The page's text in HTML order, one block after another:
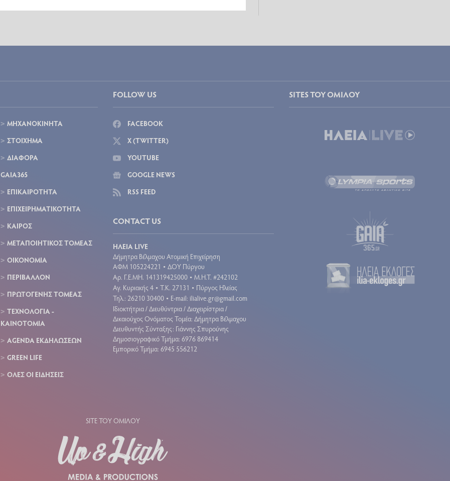
ΜΗΧΑΝΟΚΙΝΗΤΑ
ΣΤΟΙΧΗΜΑ
ΔΙΑΦΟΡΑ
GAIA365
ΕΠΙΚΑΙΡΟΤΗΤΑ
ΕΠΙΧΕΙΡΗΜΑΤΙΚΟΤΗΤΑ
ΚΑΙΡΟΣ
ΜΕΤΑΠΟΙΗΤΙΚΟΣ ΤΟΜΕΑΣ
ΟΙΚΟΝΟΜΙΑ
ΠΕΡΙΒΑΛΛΟΝ
ΠΡΩΤΟΓΕΝΗΣ ΤΟΜΕΑΣ
ΤΕΧΝΟΛΟΓΙΑ -
ΚΑΙΝΟΤΟΜΙΑ
AGENDA ΕΚΔΗΛΩΣΕΩΝ
GREEN LIFE
ΟΛΕΣ ΟΙ ΕΙΔΗΣΕΙΣ
FOLLOW US
FACEBOOK
X (TWITTER)
YOUTUBE
GOOGLE NEWS
RSS FEED
CONTACT US
ΗΛΕΙΑ LIVE
Δήμητρα Βέλμαχου Ατομική Επιχείρηση
ΑΦΜ 105224221 • ΔΟΥ Πύργου
Aρ. Γ.Ε.ΜΗ. 141319425000 • Μ.Η.Τ. #242102
Αγ. Κυριακής 4 • Τ.Κ. 27131 • Πύργος Ηλείας
Τηλ.: 26210 30400 • E-mail: ilialive.gr@gmail.com
Ιδιοκτήτρια / Διευθύντρια / Διαχειρίστρια /
Δικαιούχος Ονόματος Τομέα: Δήμητρα Βέλμαχου
Διευθυντής Σύνταξης: Γιάννης Σπυρούνης
Δημοσιογραφικό Τμήμα: 6976 869414
Εμπορικό Τμήμα: 6945 556212
SITES ΤΟΥ ΟΜΙΛΟΥ
SITE ΤΟΥ ΟΜΙΛΟΥ